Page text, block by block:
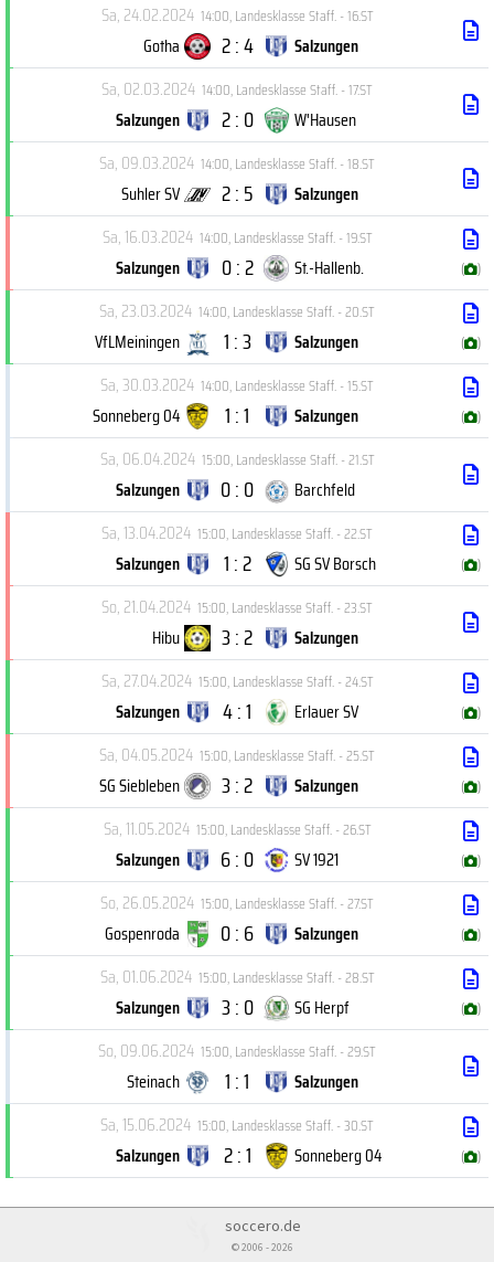
Sa, 24.02.2024 14:00,Landesklasse Staff. - 16.ST
Gotha 2 : 4
Salzungen
Sa, 02.03.2024 14:00,Landesklasse Staff. - 17.ST
Salzungen 2 : 0
W'Hausen
Sa, 09.03.2024 14:00,Landesklasse Staff. - 18.ST
Suhler SV 2 : 5
Salzungen
Sa, 16.03.2024 14:00,Landesklasse Staff. - 19.ST
Salzungen 0 : 2 St.-Hallenb. ( )
Sa, 23.03.2024 14:00,Landesklasse Staff. - 20.ST
VfLMeiningen 1 : 3 Salzungen ( )
Sa, 30.03.2024 14:00,Landesklasse Staff. - 15.ST
Sonneberg 04 1 : 1 Salzungen ( )
Sa, 06.04.2024 15:00,Landesklasse Staff. - 21.ST
Salzungen 0 : 0
Barchfeld
Sa, 13.04.2024 15:00,Landesklasse Staff. - 22.ST
Salzungen 1 : 2 SG SV Borsch ( )
So, 21.04.2024 15:00,Landesklasse Staff. - 23.ST
Hibu 3 : 2
Salzungen
Sa, 27.04.2024 15:00,Landesklasse Staff. - 24.ST
Salzungen 4 : 1 Erlauer SV ( )
Sa, 04.05.2024 15:00,Landesklasse Staff. - 25.ST
SG Siebleben 3 : 2 Salzungen ( )
Sa, 11.05.2024 15:00,Landesklasse Staff. - 26.ST
Salzungen 6 : 0 SV 1921 ( )
So, 26.05.2024 15:00,Landesklasse Staff. - 27.ST
Gospenroda 0 : 6 Salzungen ( )
Sa, 01.06.2024 15:00,Landesklasse Staff. - 28.ST
Salzungen 3 : 0 SG Herpf ( )
So, 09.06.2024 15:00,Landesklasse Staff. - 29.ST
Steinach 1 : 1
Salzungen
Sa, 15.06.2024 15:00,Landesklasse Staff. - 30.ST
Salzungen 2 : 1 Sonneberg 04 ( )
soccero.de
© 2006 - 2026